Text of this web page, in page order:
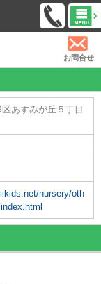
お問合せ
あすみが丘５丁目
nursery/oth